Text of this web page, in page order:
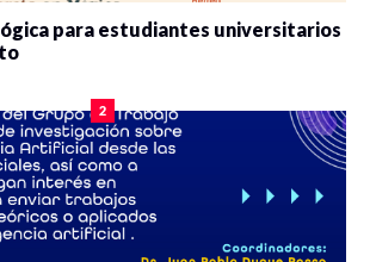
para estudiantes universitarios
2